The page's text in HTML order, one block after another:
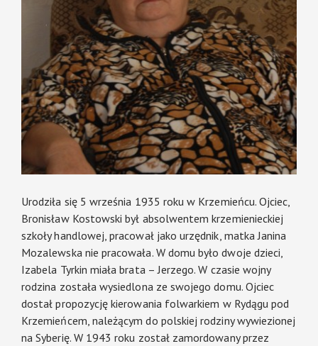
Urodziła się 5 września 1935 roku w Krzemieńcu. Ojciec,
Bronisław Kostowski był absolwentem krzemienieckiej
szkoły handlowej, pracował jako urzędnik, matka Janina
Mozalewska nie pracowała. W domu było dwoje dzieci,
Izabela Tyrkin miała brata – Jerzego. W czasie wojny
rodzina została wysiedlona ze swojego domu. Ojciec
dostał propozycję kierowania folwarkiem w Rydągu pod
Krzemieńcem, należącym do polskiej rodziny wywiezionej
na Syberię. W 1943 roku został zamordowany przez